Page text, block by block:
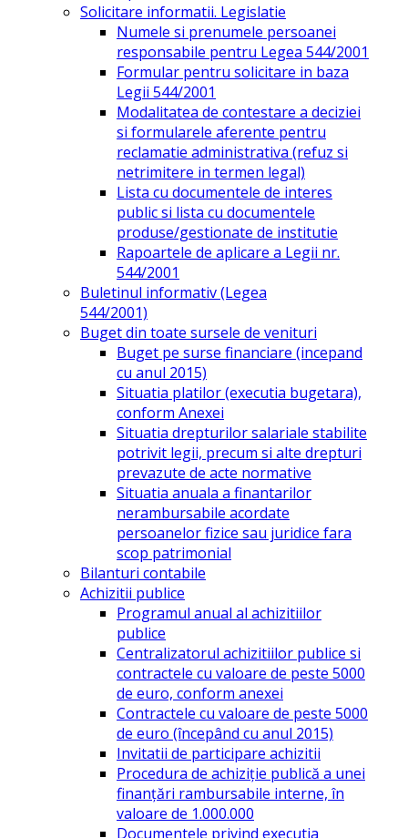
Solicitare informatii. Legislatie
Numele si prenumele persoanei
responsabile pentru Legea 544/2001
Formular pentru solicitare in baza
Legii 544/2001
Modalitatea de contestare a deciziei
si formularele aferente pentru
reclamatie administrativa (refuz si
netrimitere in termen legal)
Lista cu documentele de interes
public si lista cu documentele
produse/gestionate de institutie
Rapoartele de aplicare a Legii nr.
544/2001
Buletinul informativ (Legea
544/2001)
Buget din toate sursele de venituri
Buget pe surse financiare (incepand
cu anul 2015)
Situatia platilor (executia bugetara),
conform Anexei
Situatia drepturilor salariale stabilite
potrivit legii, precum si alte drepturi
prevazute de acte normative
Situatia anuala a finantarilor
nerambursabile acordate
persoanelor fizice sau juridice fara
scop patrimonial
Bilanturi contabile
Achizitii publice
Programul anual al achizitiilor
publice
Centralizatorul achizitiilor publice si
contractele cu valoare de peste 5000
de euro, conform anexei
Contractele cu valoare de peste 5000
de euro (începând cu anul 2015)
Invitatii de participare achizitii
Procedura de achiziție publică a unei
finanțări rambursabile interne, în
valoare de 1.000.000
Documentele privind executia